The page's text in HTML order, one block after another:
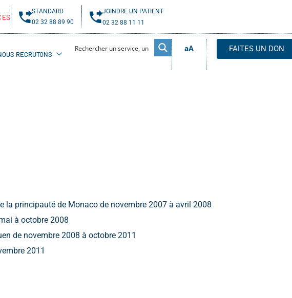
STANDARD
02 32 88 89 90
JOINDRE UN PATIENT
02 32 88 11 11
RECRUTONS
aA FAITES UN DON
la principauté de Monaco de novembre 2007 à avril 2008
à octobre 2008
de novembre 2008 à octobre 2011
2011